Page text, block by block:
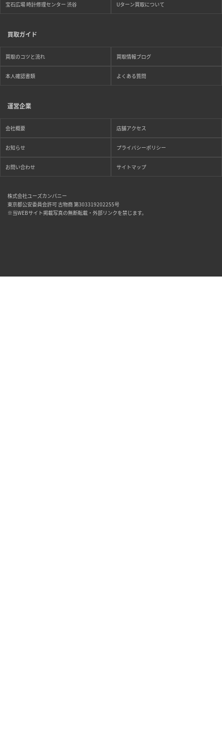
宝石広場 時計修理センター 渋谷 Uターン買取について
買取ガイド
買取のコツと流れ 買取情報ブログ
本人確認書類 よくある質問
運営企業
会社概要 店舗アクセス
お知らせ プライバシーポリシー
お問い合わせ サイトマップ
株式会社ユーズカンパニー
東京都公安委員会許可 古物商 第303319202255号
※当WEBサイト掲載写真の無断転載・外部リンクを禁じます。